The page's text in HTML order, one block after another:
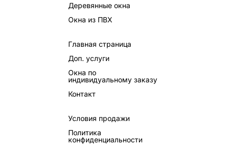
Деревянные окна
Окна из ПВХ
Главная страница
Доп. услуги
Окна по
индивидуальному заказу
Контакт
Условия продажи
Политика
конфиденциальности